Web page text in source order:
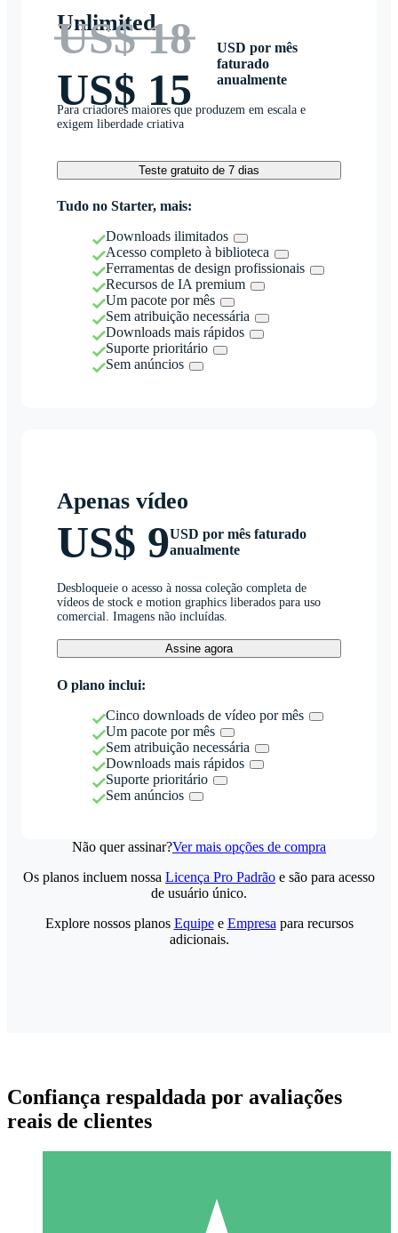
Unlimited
US$ 18
US$ 15
USD por mês
faturado
anualmente
Para criadores maiores que produzem em escala e
exigem liberdade criativa
Teste gratuito de 7 dias
Tudo no Starter, mais:
Downloads ilimitados
Acesso completo à biblioteca
Ferramentas de design profissionais
Recursos de IA premium
Um pacote por mês
Sem atribuição necessária
Downloads mais rápidos
Suporte prioritário
Sem anúncios
Apenas vídeo
US$ 9USD por mês faturado
anualmente
Desbloqueie o acesso à nossa coleção completa de
vídeos de stock e motion graphics liberados para uso
comercial. Imagens não incluídas.
Assine agora
O plano inclui:
Cinco downloads de vídeo por mês
Um pacote por mês
Sem atribuição necessária
Downloads mais rápidos
Suporte prioritário
Sem anúncios
Não quer assinar?Ver mais opções de compra
Os planos incluem nossa Licença Pro Padrão e são para acesso
de usuário único.
Explore nossos planos Equipee Empresa para recursos
adicionais.
Confiança respaldada por avaliações
reais de clientes